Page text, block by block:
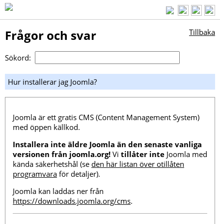
Frågor och svar Tillbaka
Sökord:
Hur installerar jag Joomla?
Joomla är ett gratis CMS (Content Management System)
med öppen källkod.
Installera inte äldre Joomla än den senaste vanliga
versionen från joomla.org! Vi tillåter inte Joomla med
kända säkerhetshål (se den här listan över otillåten
programvara för detaljer).
Joomla kan laddas ner från
https://downloads.joomla.org/cms.